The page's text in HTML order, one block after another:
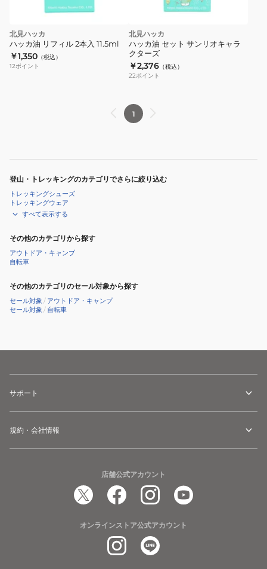
北見ハッカ
ハッカ油 リフィル 2本入 11.5ml
￥1,350 （税込）
12ポイント
北見ハッカ
ハッカ油 セット サンリオキャラ
クターズ
￥2,376 （税込）
22ポイント
1
登山・トレッキングのカテゴリでさらに絞り込む
トレッキングシューズ
トレッキングウェア
すべて表示する
その他のカテゴリから探す
アウトドア・キャンプ
自転車
その他のカテゴリのセール対象から探す
セール対象 / アウトドア・キャンプ
セール対象 / 自転車
サポート
規約・会社情報
店舗公式アカウント
オンラインストア公式アカウント